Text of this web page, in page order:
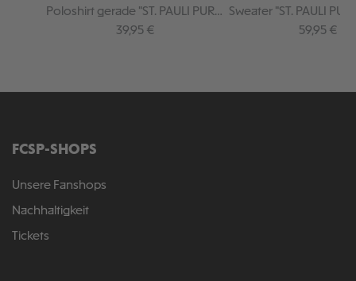
Poloshirt gerade "ST. PAULI PURE"
schwarz
Regulärer Preis:
39,95 €
Sweater "ST. PAULI
Regulärer
59,95 €
FCSP-SHOPS
Unsere Fanshops
Nachhaltigkeit
Tickets